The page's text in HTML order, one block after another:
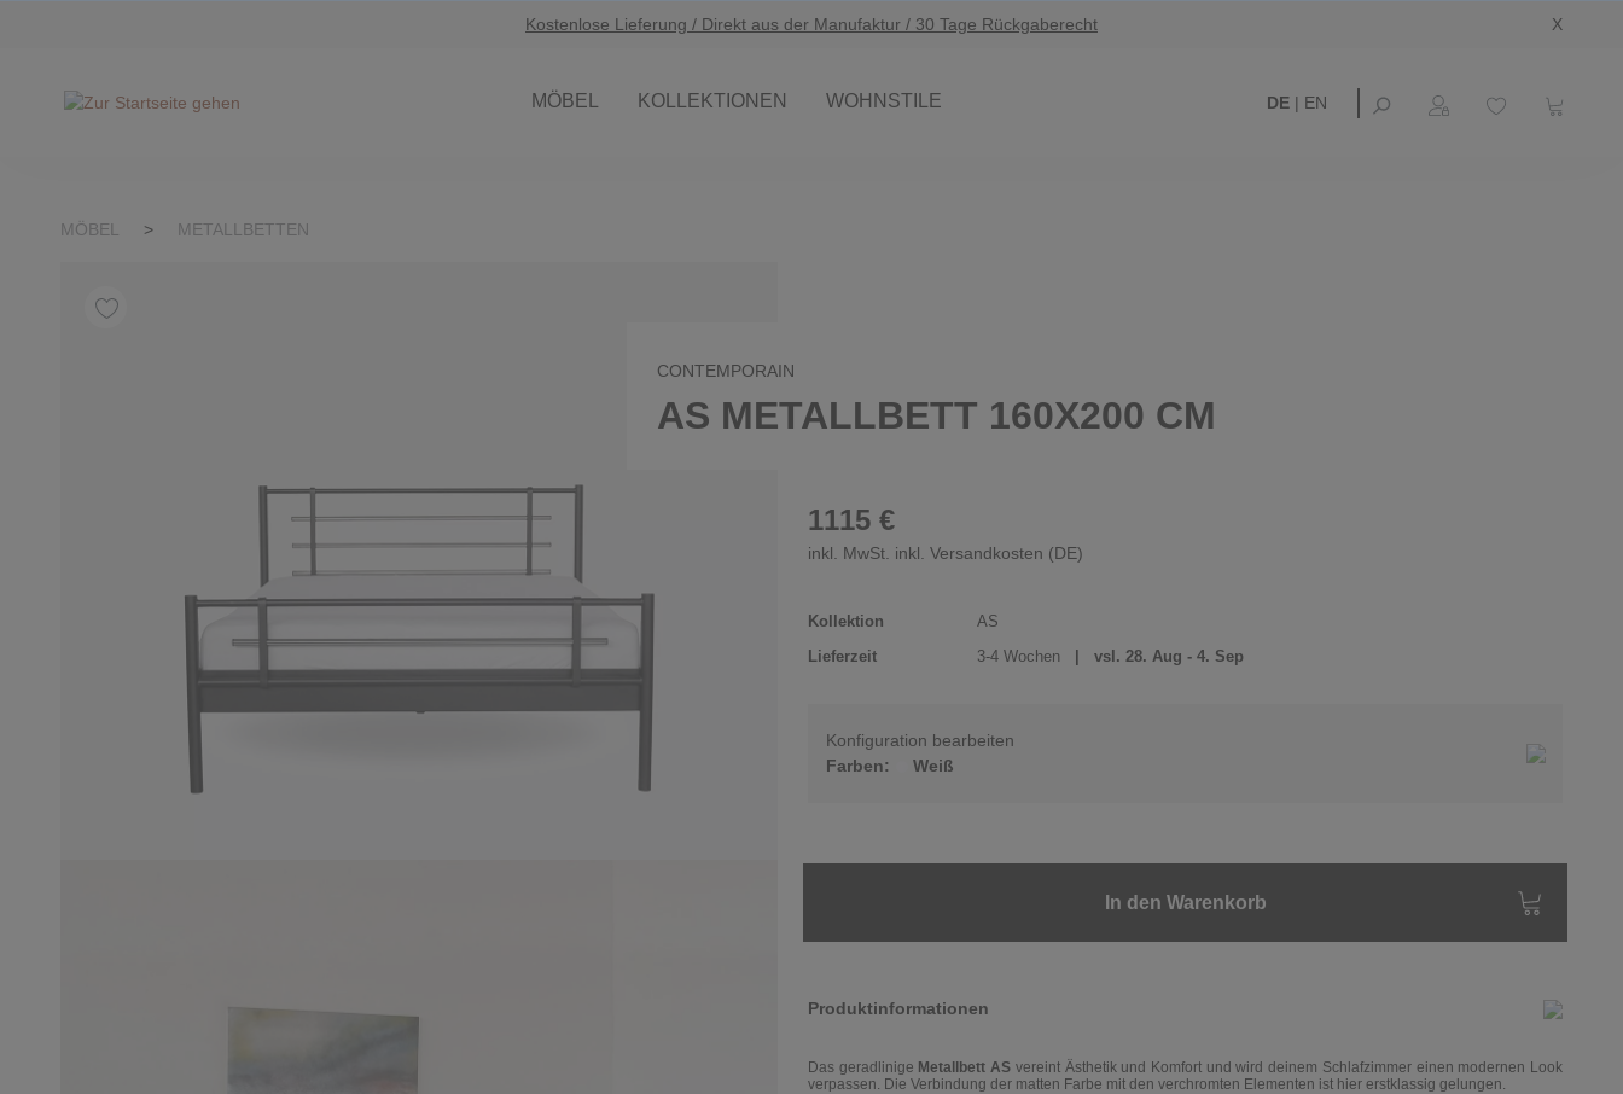
Kostenlose Lieferung / Direkt aus der Manufaktur / 30 Tage Rückgaberecht X
MÖBEL KOLLEKTIONEN WOHNSTILE DE | EN
MÖBEL > METALLBETTEN
CONTEMPORAIN
AS METALLBETT 160X200 CM
1115 €
inkl. MwSt. inkl. Versandkosten (DE)
Kollektion
AS
Lieferzeit
3-4 Wochen | vsl. 28. Aug - 4. Sep
Konfiguration bearbeiten
Farben:
Weiß
In den Warenkorb
Produktinformationen
Das geradlinige Metallbett AS vereint Ästhetik und Komfort und wird deinem Schlafzimmer einen modernen Look
verpassen. Die Verbindung der matten Farbe mit den verchromten Elementen ist hier erstklassig gelungen.